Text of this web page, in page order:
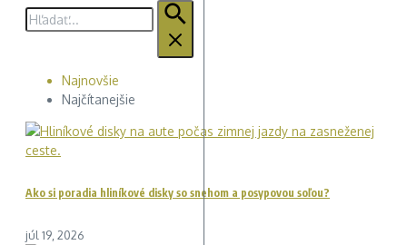
Hľadať:
Najnovšie
Najčítanejšie
Ako si poradia hliníkové disky so snehom a posypovou soľou?
júl 19, 2026